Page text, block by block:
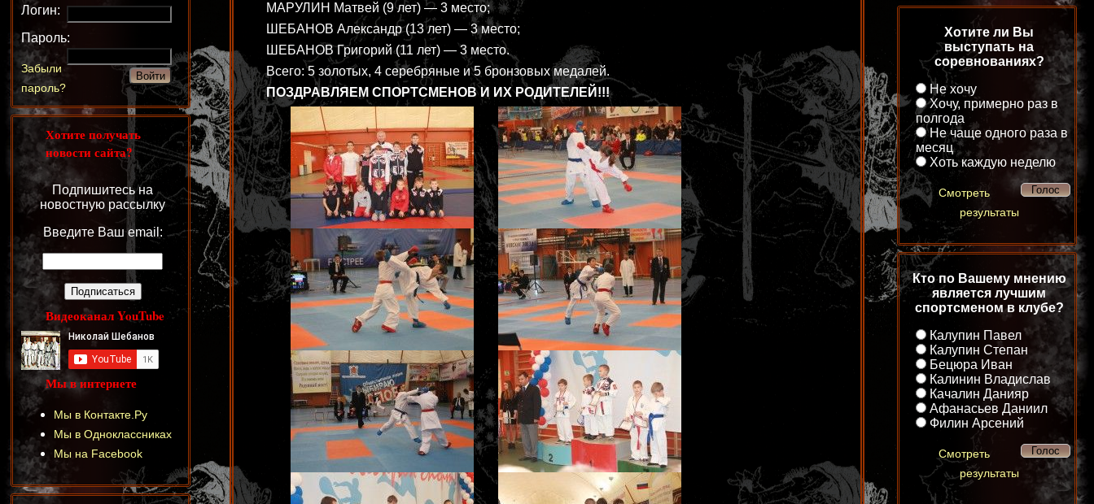
МАРУЛИН Матвей (9 лет) — 3 место;
ШЕБАНОВ Александр (13 лет) — 3 место;
ШЕБАНОВ Григорий (11 лет) — 3 место.
Всего: 5 золотых, 4 серебряные и 5 бронзовых медалей.
ПОЗДРАВЛЯЕМ СПОРТСМЕНОВ И ИХ РОДИТЕЛЕЙ!!!
Логин:
Пароль:
Забыли
пароль?
Хотите получать
новости сайта?
Подпишитесь на
новостную рассылку
Введите Ваш email:
Видеоканал YouTube
Мы в интернете
Мы в Контакте.Ру
Мы в Одноклассниках
Мы на Facebook
Хотите ли Вы
выступать на
соревнованиях?
Не хочу
Хочу, примерно раз в
полгода
Не чаще одного раза в
месяц
Хоть каждую неделю
Смотреть
результаты
Кто по Вашему мнению
является лучшим
спортсменом в клубе?
Калупин Павел
Калупин Степан
Бецюра Иван
Калинин Владислав
Качалин Данияр
Афанасьев Даниил
Филин Арсений
Смотреть
результаты